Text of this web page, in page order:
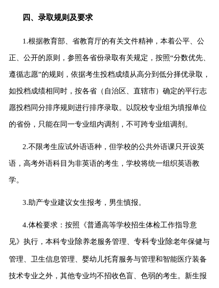
四、录取规则及要求
1.根据教育部、省教育厅的有关文件精神，本着公平、公
正、公开的原则，参照各省份录取有关规定，按照“分数优先、
遵循志愿”的规则，依据考生投档成绩从高分到低分择优录取，
如投档成绩相同时，按各省（ 自治区、 直辖市）确定的平行志
愿投档同分排序规则进行排序录取。 以院校专业组为填报单位
的省份，只能在同一专业组内调剂，不可跨专业组调剂。
2.不限考生应试外语语种，但学校的公共外语课只开设英
语，高考外语科目为非英语的考生，学校将统一组织英语教
学。
3.助产专业建议女生报考， 男生慎报。
4.体检要求：按照《普通高等学校招生体检工作指导意
见》执行， 本科专业除养老服务管理、 专科专业除老年保健与
管理、卫生信息管理、婴幼儿托育服务与管理和智能医疗装备
技术专业之外，其他专业均不招收色盲、色弱的考生。 新生报